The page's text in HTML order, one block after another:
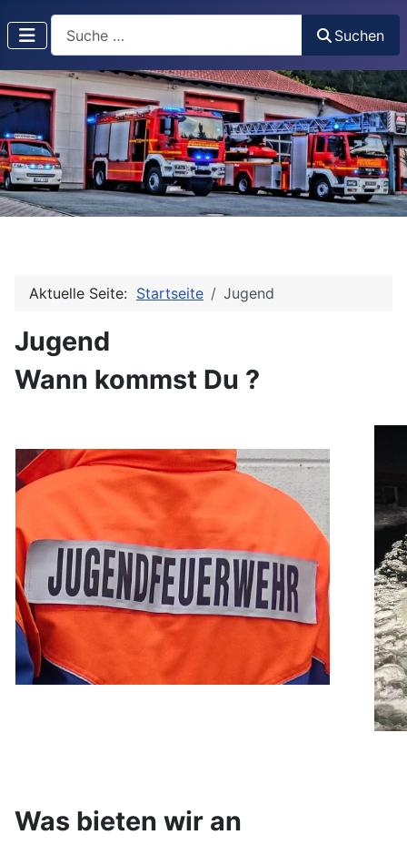
Suchen
Aktuelle Seite: Startseite Jugend
Jugend
Wann kommst Du ?
Was bieten wir an